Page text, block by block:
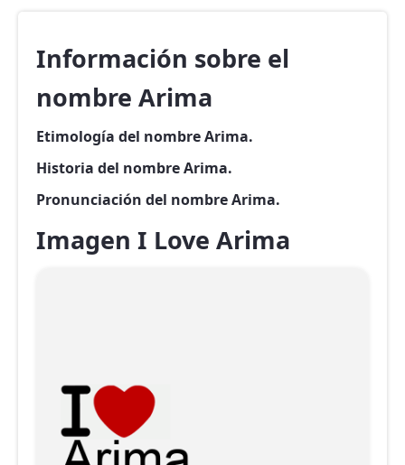
Información sobre el
nombre Arima
Etimología del nombre Arima.
Historia del nombre Arima.
Pronunciación del nombre Arima.
Imagen I Love Arima